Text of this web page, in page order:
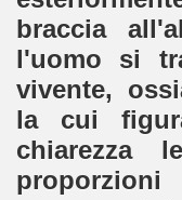
braccia
l'uomo si
vivente,
la cui
chiarezza